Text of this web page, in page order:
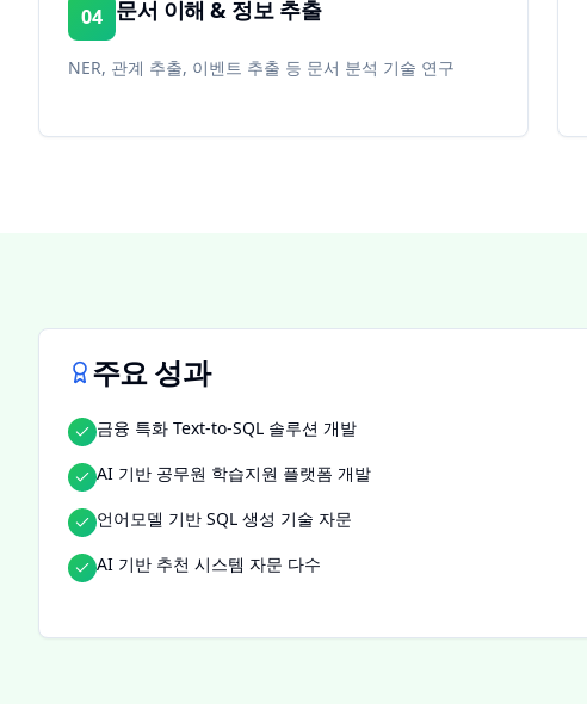
04 문서 이해 & 정보 추출
NER, 관계 추출, 이벤트 추출 등 문서 분석 기술 연구
주요 성과
금융 특화 Text-to-SQL 솔루션 개발
AI 기반 공무원 학습지원 플랫폼 개발
언어모델 기반 SQL 생성 기술 자문
AI 기반 추천 시스템 자문 다수